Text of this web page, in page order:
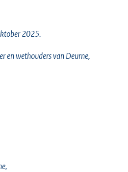
2025.
en wethouders van Deurne,